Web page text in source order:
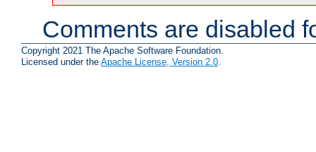
Comments are disabled
Copyright 2021 The Apache Software Foundation.
Licensed under the Apache License, Version 2.0.